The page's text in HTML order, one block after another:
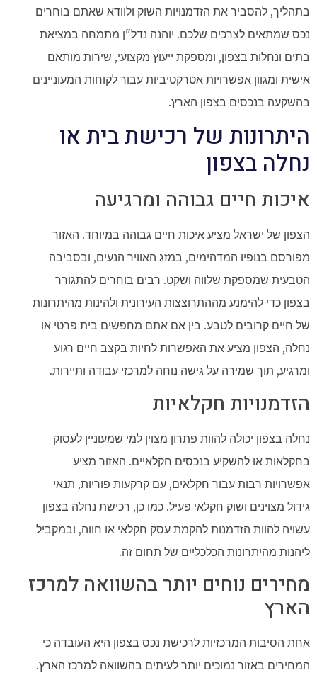
בתהליך, להסביר את הזדמנויות השוק ולוודא שאתם בוחרים
נכס שמתאים לצרכים שלכם. יוהנה נדל"ן מתמחה במציאת
בתים ונחלות בצפון, ומספקת ייעוץ מקצועי, שירות מותאם
אישית ומגוון אפשרויות אטרקטיביות עבור לקוחות המעוניינים
בהשקעה בנכסים בצפון הארץ.
היתרונות של רכישת בית או
נחלה בצפון
איכות חיים גבוהה ומרגיעה
הצפון של ישראל מציע איכות חיים גבוהה במיוחד. האזור
מפורסם בנופיו המדהימים, במזג האוויר הנעים, ובסביבה
הטבעית שמספקת שלווה ושקט. רבים בוחרים להתגורר
בצפון כדי להימנע מההתרוצצות העירונית ולהינות מהיתרונות
של חיים קרובים לטבע. בין אם אתם מחפשים בית פרטי או
נחלה, הצפון מציע את האפשרות לחיות בקצב חיים רגוע
ומרגיע, תוך שמירה על גישה נוחה למרכזי עבודה ותיירות.
הזדמנויות חקלאיות
נחלה בצפון יכולה להוות פתרון מצוין למי שמעוניין לעסוק
בחקלאות או להשקיע בנכסים חקלאיים. האזור מציע
אפשרויות רבות עבור חקלאים, עם קרקעות פוריות, תנאי
גידול מצוינים ושוק חקלאי פעיל. כמו כן, רכישת נחלה בצפון
עשויה להוות הזדמנות להקמת עסק חקלאי או חווה, ובמקביל
ליהנות מהיתרונות הכלכליים של תחום זה.
מחירים נוחים יותר בהשוואה למרכז
הארץ
אחת הסיבות המרכזיות לרכישת נכס בצפון היא העובדה כי
המחירים באזור נמוכים יותר לעיתים בהשוואה למרכז הארץ.